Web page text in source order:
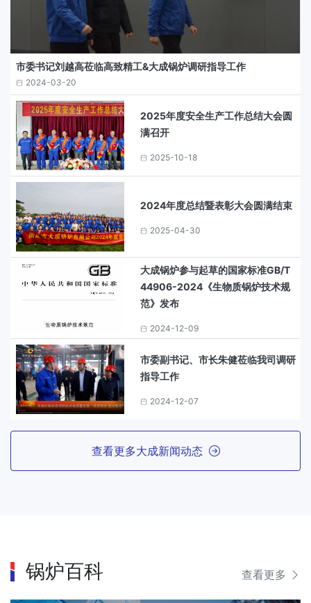
市委书记刘越高莅临高致精工&大成锅炉调研指导工作
2024-03-20
2025年度安全生产工作总结大会圆
满召开
2025-10-18
2024年度总结暨表彰大会圆满结束
2025-04-30
大成锅炉参与起草的国家标准GB/T
44906-2024《生物质锅炉技术规
范》发布
2024-12-09
市委副书记、市长朱健莅临我司调研
指导工作
2024-12-07
查看更多大成新闻动态
锅炉百科 查看更多